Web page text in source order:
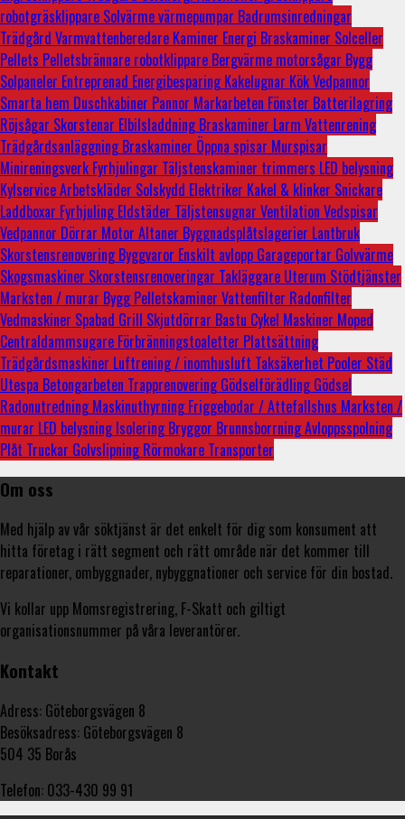
robotgräsklippare Solvärmevärmepumpar Badrumsinredningar
Trädgård Varmvattenberedare Kaminer Energi Braskaminer Solceller
Pellets Pelletsbrännare robotklippare Bergvärme motorsågar Bygg
Solpaneler Entreprenad EnergibesparingKakelugnar KökVedpannor
Smarta hem Duschkabiner Pannor Markarbeten Fönster Batterilagring
Röjsågar Skorstenar ElbilsladdningBraskaminer Larm Vattenrening
TrädgårdsanläggningBraskaminer Öppna spisar Murspisar
Minireningsverk Fyrhjulingar Täljstenskaminer trimmers LED belysning
KylserviceArbetskläder Solskydd Elektriker Kakel & klinker Snickare
Laddboxar FyrhjulingEldstäder Täljstensugnar Ventilation Vedspisar
Vedpannor Dörrar Motor Altaner Byggnadsplåtslagerier Lantbruk
SkorstensrenoveringByggvaror Enskilt avlopp Garageportar Golvvärme
Skogsmaskiner Skorstensrenoveringar Takläggare Uterum Stödtjänster
Marksten / murar ByggPelletskaminer Vattenfilter Radonfilter
Vedmaskiner Spabad Grill Skjutdörrar Bastu Cykel Maskiner Moped
Centraldammsugare Förbränningstoaletter Plattsättning
Trädgårdsmaskiner Luftrening / inomhusluft Taksäkerhet Pooler Städ
Utespa Betongarbeten TrapprenoveringGödselförädlingGödsel
RadonutredningMaskinuthyrningFriggebodar / Attefallshus Marksten /
murar LED belysningIsoleringBryggor BrunnsborrningAvloppsspolning
Plåt Truckar GolvslipningRörmokare Transporter
Om oss
Med hjälp av vår söktjänst är det enkelt för dig som konsument att
hitta företag i rätt segment och rätt område när det kommer till
reparationer, ombyggnader, nybyggnationer och service för din bostad.
Vi kollar upp Momsregistrering, F-Skatt och giltigt
organisationsnummer på våra leverantörer.
Kontakt
Adress: Göteborgsvägen 8
Besöksadress: Göteborgsvägen 8
504 35 Borås
Telefon: 033-430 99 91